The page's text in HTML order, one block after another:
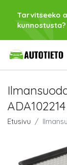
Tarvitseeko
kunnostusta?
ADA102214
Etusivu